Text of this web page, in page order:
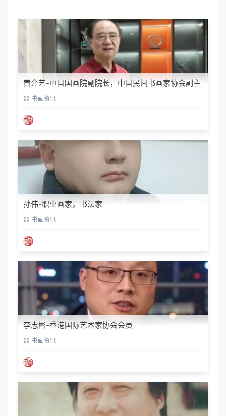
黄介艺-中国国画院副院长，中国民间书画家协会副主
席 书画资讯
孙伟-职业画家，书法家
书画资讯
李志彬-香港国际艺术家协会会员
书画资讯